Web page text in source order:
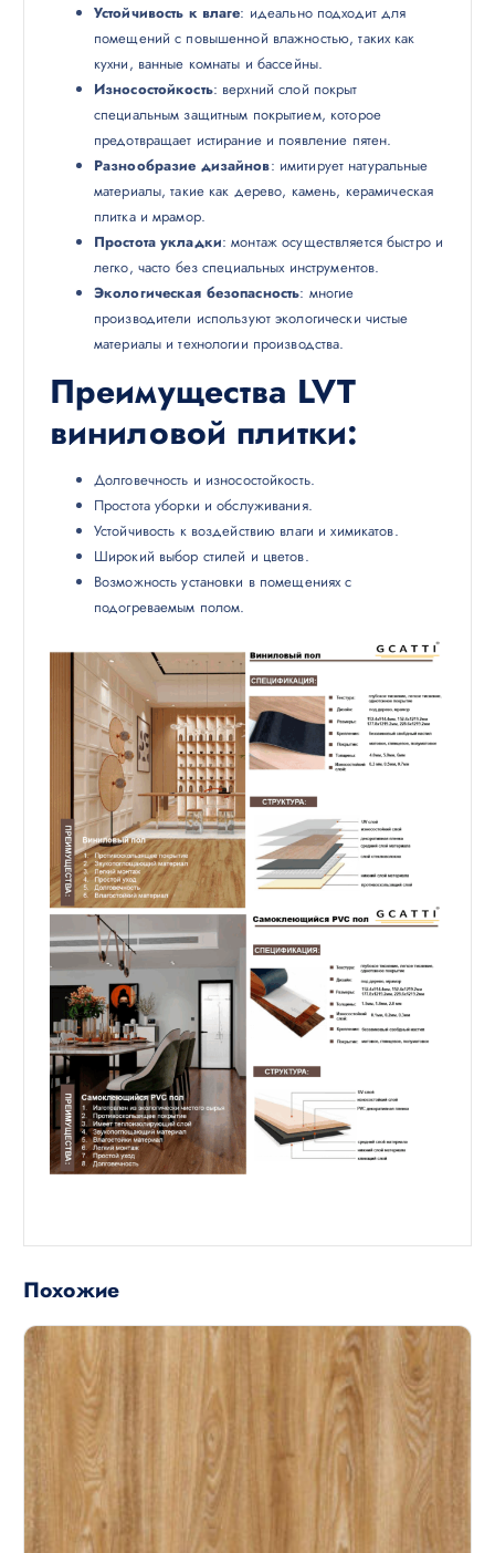
Устойчивость к влаге: идеально подходит для
помещений с повышенной влажностью, таких как
кухни, ванные комнаты и бассейны.
Износостойкость: верхний слой покрыт
специальным защитным покрытием, которое
предотвращает истирание и появление пятен.
Разнообразие дизайнов: имитирует натуральные
материалы, такие как дерево, камень, керамическая
плитка и мрамор.
Простота укладки: монтаж осуществляется быстро и
легко, часто без специальных инструментов.
Экологическая безопасность: многие
производители используют экологически чистые
материалы и технологии производства.
Преимущества LVT
виниловой плитки:
Долговечность и износостойкость.
Простота уборки и обслуживания.
Устойчивость к воздействию влаги и химикатов.
Широкий выбор стилей и цветов.
Возможность установки в помещениях с
подогреваемым полом.
Похожие